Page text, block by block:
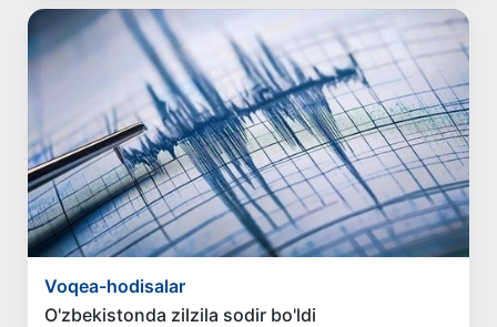
Voqea-hodisalar
O'zbekistonda zilzila sodir bo'ldi